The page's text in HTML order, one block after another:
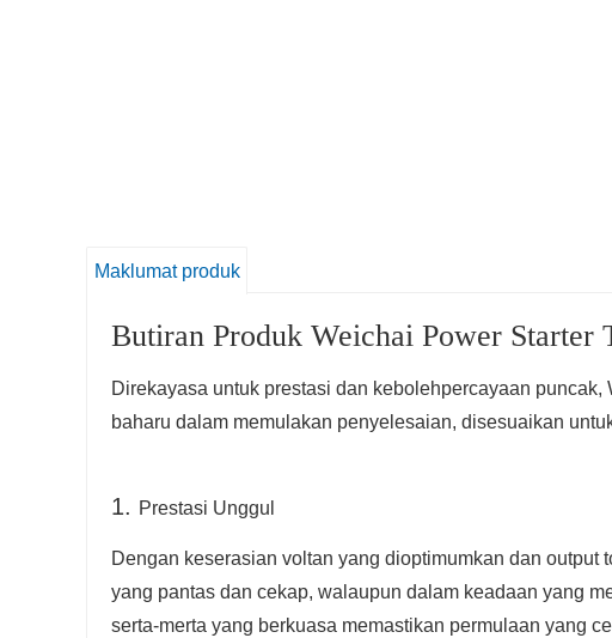
Maklumat produk
Butiran Produk Weichai Power Starter
Direkayasa untuk prestasi dan kebolehpercayaan
baharu dalam memulakan penyelesaian, disesuaikan
1. Prestasi Unggul
Dengan keserasian voltan yang dioptimumkan dan
yang pantas dan cekap, walaupun dalam keadaan yang
serta-merta yang berkuasa memastikan permulaan yang